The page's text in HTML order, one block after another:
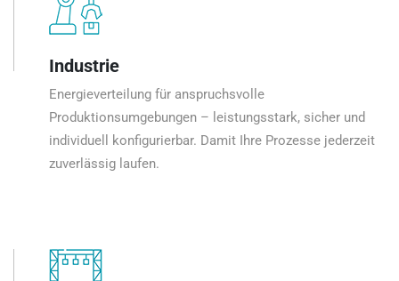
Industrie
Energieverteilung für anspruchsvolle
Produktionsumgebungen – leistungsstark, sicher und
individuell konfigurierbar. Damit Ihre Prozesse jederzeit
zuverlässig laufen.